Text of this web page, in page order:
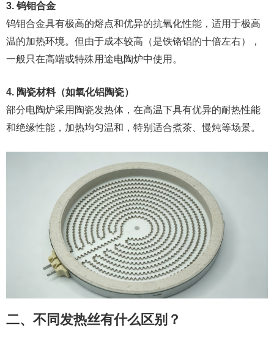
3. 钨钼合金
钨钼合金具有极高的熔点和优异的抗氧化性能，适用于极高
温的加热环境。但由于成本较高（是铁铬铝的十倍左右），
一般只在高端或特殊用途电陶炉中使用。
4. 陶瓷材料（如氧化铝陶瓷）
部分电陶炉采用陶瓷发热体，在高温下具有优异的耐热性能
和绝缘性能，加热均匀温和，特别适合煮茶、慢炖等场景。
二、不同发热丝有什么区别？